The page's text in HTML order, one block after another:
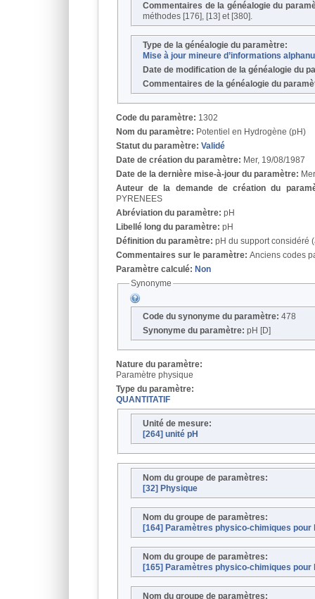
Commentaires de la généalogie du
méthodes [176], [13] et [380].
Type de la généalogie du paramètre:
Mise à jour mineure d’informations
Date de modification de la généalogie du
Commentaires de la généalogie du
Code du paramètre: 1302
Nom du paramètre: Potentiel en Hydrogène (pH)
Statut du paramètre: Validé
Date de création du paramètre: Mer, 19/08/1987
Date de la dernière mise-à-jour du paramètre:
Auteur de la demande de création du
PYRENEES
Abréviation du paramètre: pH
Libellé long du paramètre: pH
Définition du paramètre: pH du support considéré
Commentaires sur le paramètre: Anciens codes
Paramètre calculé: Non
Synonyme
Code du synonyme du paramètre: 478
Synonyme du paramètre: pH [D]
Nature du paramètre:
Paramètre physique
Type du paramètre:
QUANTITATIF
Unité de mesure:
[264] unité pH
Nom du groupe de paramètres:
[32] Physique
Nom du groupe de paramètres:
[164] Paramètres physico-chimiques pour
Nom du groupe de paramètres:
[165] Paramètres physico-chimiques pour
Nom du groupe de paramètres: